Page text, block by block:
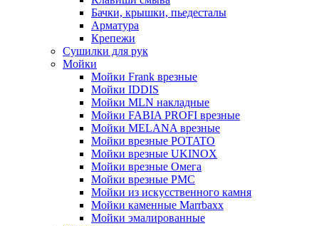
Бачки, крышки, пьедесталы
Арматура
Крепежи
Сушилки для рук
Мойки
Мойки Frank врезные
Мойки IDDIS
Мойки MLN накладные
Мойки FABIA PROFI врезные
Мойки MELANA врезные
Мойки врезные POTATO
Мойки врезные UKINOX
Мойки врезные Омега
Мойки врезные РМС
Мойки из искусственного камня
Мойки каменные Marrbaxx
Мойки эмалированные